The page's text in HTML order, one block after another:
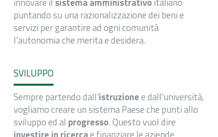
puntando su una razionalizzazione dei beni e
servizi per garantire ad ogni comunità
l'autonomia che merita e desidera.
SVILUPPO
Sempre partendo dall'istruzionee dall'università,
vogliamo creare un sistema Paese che punti allo
sviluppo ed al progresso. Questo vuol dire